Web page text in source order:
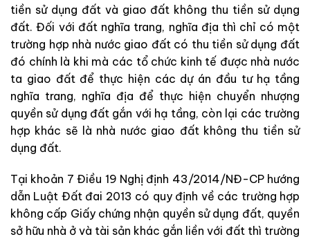
tiền sử dụng đất và giao đất không thu tiền sử dụng
đất. Đối với đất nghĩa trang, nghĩa địa thì chỉ có một
trường hợp nhà nước giao đất có thu tiền sử dụng đất
đó chính là khi mà các tổ chức kinh tế được nhà nước
ta giao đất để thực hiện các dự án đầu tư hạ tầng
nghĩa trang, nghĩa địa để thực hiện chuyển nhượng
quyền sử dụng đất gắn với hạ tầng, còn lại các trường
hợp khác sẽ là nhà nước giao đất không thu tiền sử
dụng đất.
Tại khoản 7 Điều 19 Nghị định 43/2014/NĐ-CP hướng
dẫn Luật Đất đai 2013 có quy định về các trường hợp
không cấp Giấy chứng nhận quyền sử dụng đất, quyền
sở hữu nhà ở và tài sản khác gắn liền với đất thì trường